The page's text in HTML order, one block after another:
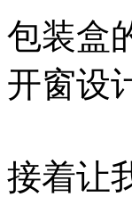
包装盒
开窗设
接着让